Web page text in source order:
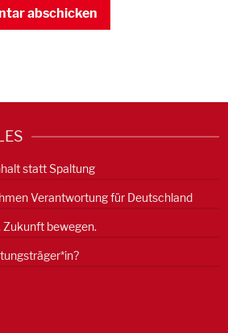
statt Spaltung
Verantwortung für Deutschland
Zukunft bewegen.